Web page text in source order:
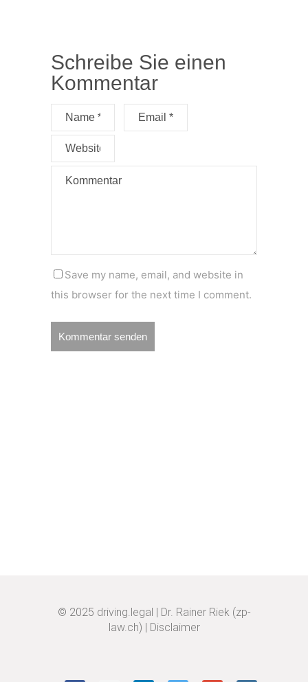
Schreibe Sie einen
Kommentar
Save my name, email, and website in
this browser for the next time I comment.
© 2025 driving.legal | Dr. Rainer Riek (zp-
law.ch) | Disclaimer